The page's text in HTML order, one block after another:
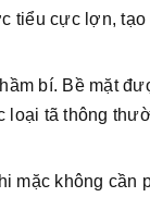
cực lợn, tạo
bí. Bề mặt
loại tã thông
mặc không